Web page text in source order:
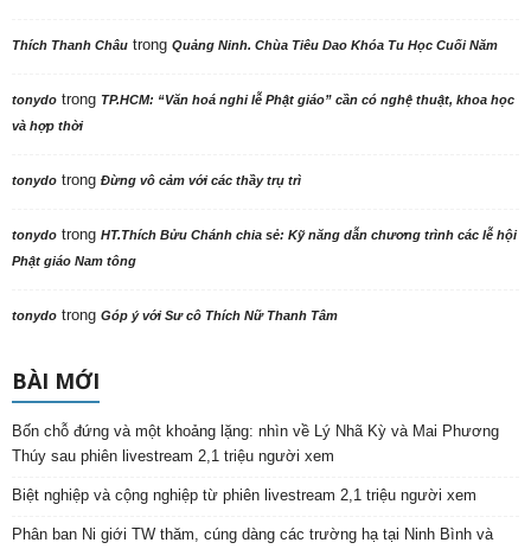
Thích Thanh Châu trong Quảng Ninh. Chùa Tiêu Dao Khóa Tu Học Cuối Năm
tonydo trong TP.HCM: “Văn hoá nghi lễ Phật giáo” cần có nghệ thuật, khoa học
và hợp thời
tonydo trong Đừng vô cảm với các thầy trụ trì
tonydo trong HT.Thích Bửu Chánh chia sẻ: Kỹ năng dẫn chương trình các lễ hội
Phật giáo Nam tông
tonydo trong Góp ý với Sư cô Thích Nữ Thanh Tâm
BÀI MỚI
Bốn chỗ đứng và một khoảng lặng: nhìn về Lý Nhã Kỳ và Mai Phương
Thúy sau phiên livestream 2,1 triệu người xem
Biệt nghiệp và cộng nghiệp từ phiên livestream 2,1 triệu người xem
Phân ban Ni giới TW thăm, cúng dàng các trường hạ tại Ninh Bình và